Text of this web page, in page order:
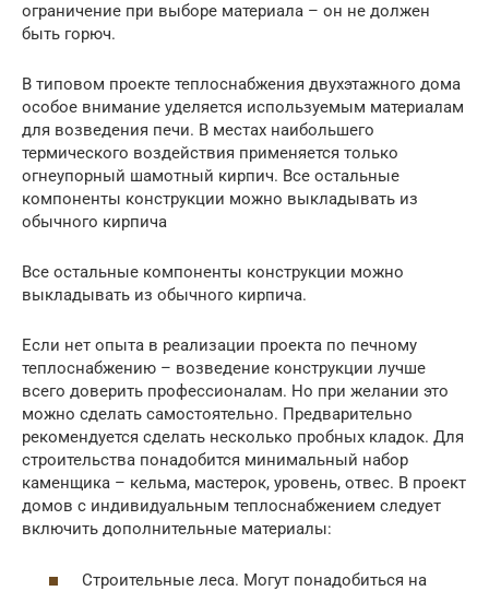
ограничение при выборе материала – он не должен
быть горюч.
В типовом проекте теплоснабжения двухэтажного дома
особое внимание уделяется используемым материалам
для возведения печи. В местах наибольшего
термического воздействия применяется только
огнеупорный шамотный кирпич. Все остальные
компоненты конструкции можно выкладывать из
обычного кирпича
Все остальные компоненты конструкции можно
выкладывать из обычного кирпича.
Если нет опыта в реализации проекта по печному
теплоснабжению – возведение конструкции лучше
всего доверить профессионалам. Но при желании это
можно сделать самостоятельно. Предварительно
рекомендуется сделать несколько пробных кладок. Для
строительства понадобится минимальный набор
каменщика – кельма, мастерок, уровень, отвес. В проект
домов с индивидуальным теплоснабжением следует
включить дополнительные материалы:
Строительные леса. Могут понадобиться на